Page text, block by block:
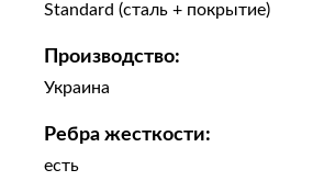
Standard (сталь + покрытие)
Производство:
Украина
Ребра жесткости:
есть